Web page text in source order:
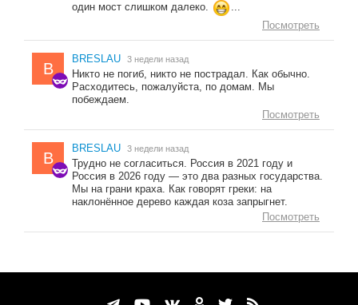
один мост слишком далеко.
...
Посмотреть
B
BRESLAU 3 недели назад
Никто не погиб, никто не пострадал. Как обычно.
Расходитесь, пожалуйста, по домам. Мы
побеждаем.
Посмотреть
B
BRESLAU 3 недели назад
Трудно не согласиться. Россия в 2021 году и
Россия в 2026 году — это два разных государства.
Мы на грани краха. Как говорят греки: на
наклонённое дерево каждая коза запрыгнет.
Посмотреть